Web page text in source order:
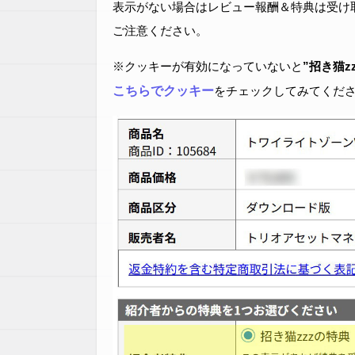
表示がない場合はレビュー報酬＆特典は受
ご注意ください。
※クッキーが有効になっていないと ”招き猫
こちらでクッキーをチェックしてみてくだ